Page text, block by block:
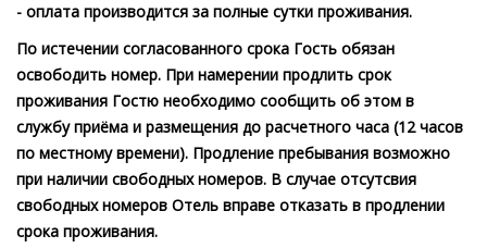
- оплата производится за полные сутки проживания.
По истечении согласованного срока Гость обязан
освободить номер. При намерении продлить срок
проживания Гостю необходимо сообщить об этом в
службу приёма и размещения до расчетного часа (12 часов
по местному времени). Продление пребывания возможно
при наличии свободных номеров. В случае отсутсвия
свободных номеров Отель вправе отказать в продлении
срока проживания.